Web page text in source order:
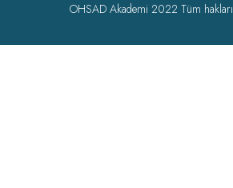
OHSAD Akademi 2022 Tüm hakları